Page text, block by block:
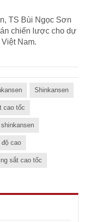
TS Bùi Ngọc Sơn
chiến lược cho dự
Nam.
Shinkansen
cao tốc
cao
sắt cao tốc